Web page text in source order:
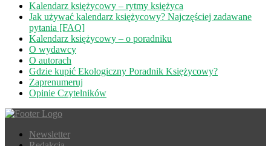
Kalendarz księżycowy – rytmy księżyca
Jak używać kalendarz księżycowy? Najczęściej zadawane
pytania [FAQ]
Kalendarz księżycowy – o poradniku
O wydawcy
O autorach
Gdzie kupić Ekologiczny Poradnik Księżycowy?
Zaprenumeruj
Opinie Czytelników
Newsletter